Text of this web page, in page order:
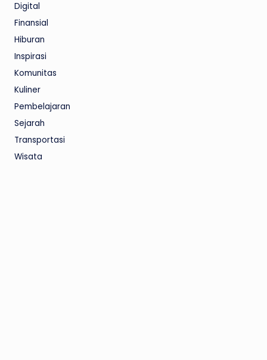
Digital
Finansial
Hiburan
Inspirasi
Komunitas
Kuliner
Pembelajaran
Sejarah
Transportasi
Wisata